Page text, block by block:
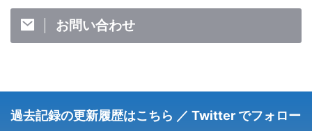
お問い合わせ
過去記録の更新履歴はこちら ／ Twitter でフォロー